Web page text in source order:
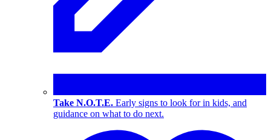
Take N.O.T.E. Early signs to look for in kids, and
guidance on what to do next.